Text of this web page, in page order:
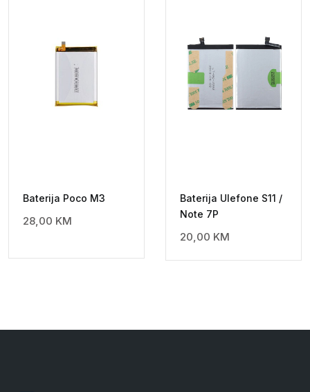
Baterija Poco M3
28,00 KM
Baterija Ulefone S11 /
Note 7P
20,00 KM